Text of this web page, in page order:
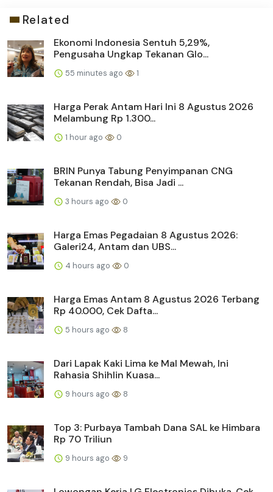
Related
Ekonomi Indonesia Sentuh 5,29%,
Pengusaha Ungkap Tekanan Glo...
55 minutes ago 1
Harga Perak Antam Hari Ini 8 Agustus 2026
Melambung Rp 1.300...
1 hour ago 0
BRIN Punya Tabung Penyimpanan CNG
Tekanan Rendah, Bisa Jadi ...
3 hours ago 0
Harga Emas Pegadaian 8 Agustus 2026:
Galeri24, Antam dan UBS...
4 hours ago 0
Harga Emas Antam 8 Agustus 2026 Terbang
Rp 40.000, Cek Dafta...
5 hours ago 8
Dari Lapak Kaki Lima ke Mal Mewah, Ini
Rahasia Shihlin Kuasa...
9 hours ago 8
Top 3: Purbaya Tambah Dana SAL ke Himbara
Rp 70 Triliun
9 hours ago 9